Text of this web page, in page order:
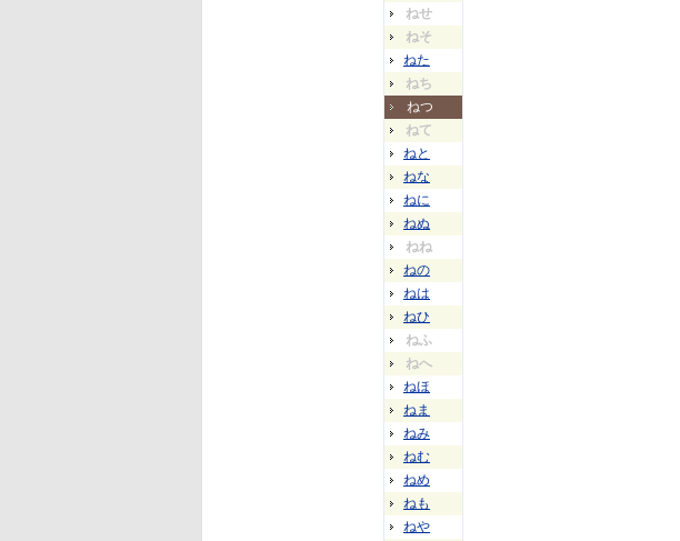
ねせ
ねそ
ねた
ねち
ねつ
ねて
ねと
ねな
ねに
ねぬ
ねね
ねの
ねは
ねひ
ねふ
ねへ
ねほ
ねま
ねみ
ねむ
ねめ
ねも
ねや